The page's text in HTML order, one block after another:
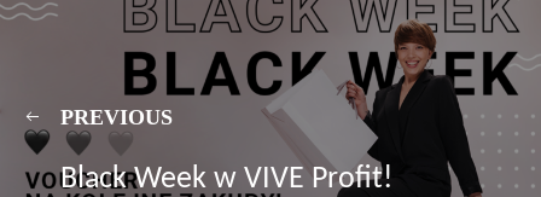
PREVIOUS
Black Week w VIVE Profit!